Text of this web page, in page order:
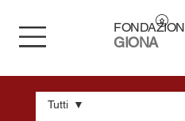
GIONA
Tutti